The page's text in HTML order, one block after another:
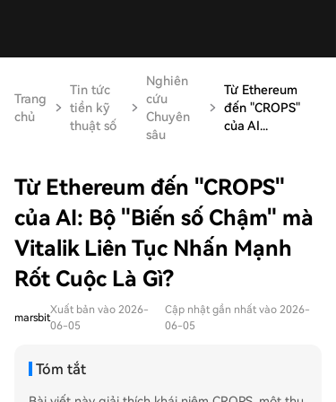
Trang
chủ
Tin tức
tiền kỹ
thuật số
Nghiên
cứu
Chuyên
sâu
Từ Ethereum
đến "CROPS"
của AI...
Từ Ethereum đến "CROPS"
của AI: Bộ "Biến số Chậm" mà
Vitalik Liên Tục Nhấn Mạnh
Rốt Cuộc Là Gì?
marsbit
Xuất bản vào 2026-
06-05
Cập nhật gần nhất vào 2026-
06-05
Tóm tắt